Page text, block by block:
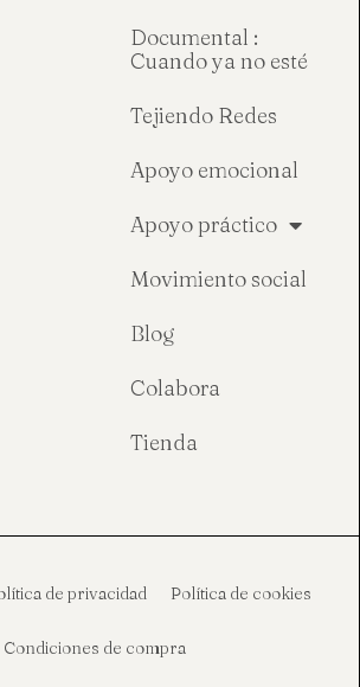
Documental :
Cuando ya no esté
Tejiendo Redes
Apoyo emocional
Apoyo práctico
Movimiento social
Blog
Colabora
Tienda
de privacidad Política de cookies
Condiciones de compra